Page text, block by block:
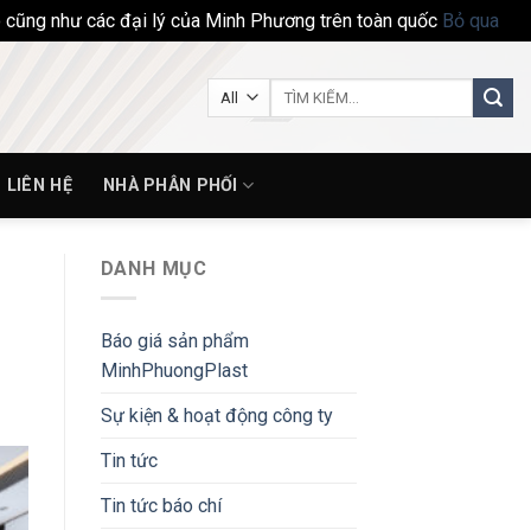
như các đại lý của Minh Phương trên toàn quốc Bỏ qua
Tìm
LIÊN HỆ NHÀ PHÂN PHỐI
DANH MỤC
Báo giá sản phẩm
MinhPhuongPlast
Sự kiện & hoạt động công ty
Tin tức
Tin tức báo chí